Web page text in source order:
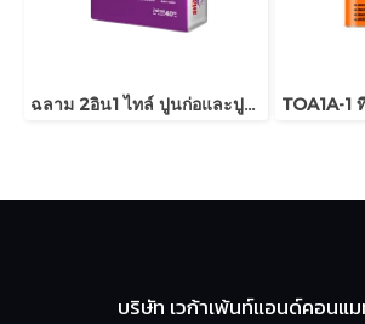
ฉลาม 2อิน1 ไทล์ ปูนก่อและปูนกาว
บริษัท เวก้าเพ้นท์แอนด์คอนแ